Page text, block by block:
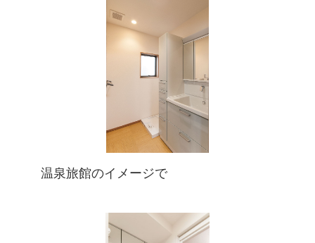
温泉旅館のイメージで